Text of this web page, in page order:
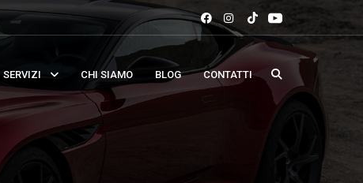
SERVIZI CHI SIAMO BLOG CONTATTI